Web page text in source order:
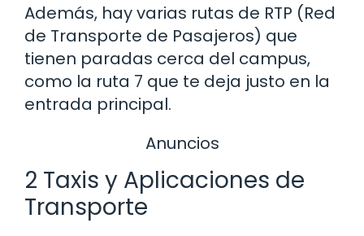
Además, hay varias rutas de RTP (Red
de Transporte de Pasajeros) que
tienen paradas cerca del campus,
como la ruta 7 que te deja justo en la
entrada principal.
Anuncios
2 Taxis y Aplicaciones de
Transporte